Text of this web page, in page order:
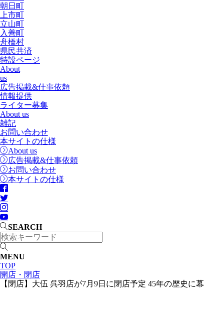
朝日町
上市町
立山町
入善町
舟橋村
県民共済
特設ページ
About
us
広告掲載&仕事依頼
情報提供
ライター募集
About us
雑記
お問い合わせ
本サイトの仕様
About us
広告掲載&仕事依頼
お問い合わせ
本サイトの仕様
SEARCH
MENU
TOP
開店・閉店
【閉店】大伍 呉羽店が7月9日に閉店予定 45年の歴史に幕